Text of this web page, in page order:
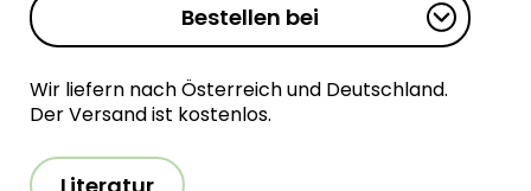
Bestellen bei
Wir liefern nach Österreich und Deutschland.
Der Versand ist kostenlos.